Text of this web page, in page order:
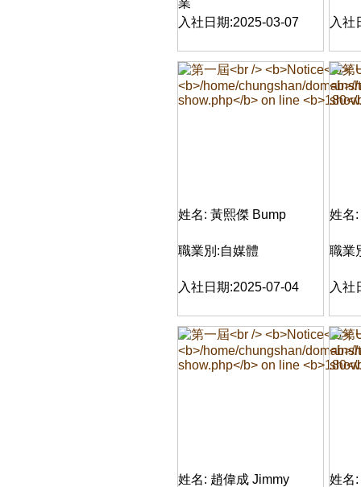
業
入社日期:2025-03-07
入社
姓名: 黃熙傑 Bump
職業別:自媒體
入社日期:2025-07-04
姓名
職業
入社
姓名: 趙偉成 Jimmy
姓名